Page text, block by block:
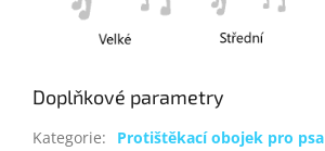
Doplňkové parametry
Kategorie:
Protištěkací obojek pro psa